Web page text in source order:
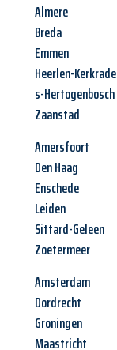
Almere
Breda
Emmen
Heerlen-Kerkrade
s-Hertogenbosch
Zaanstad
Amersfoort
Den Haag
Enschede
Leiden
Sittard-Geleen
Zoetermeer
Amsterdam
Dordrecht
Groningen
Maastricht